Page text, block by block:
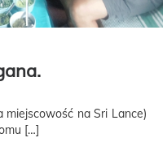
miejscowość na Sri Lance)
[…]